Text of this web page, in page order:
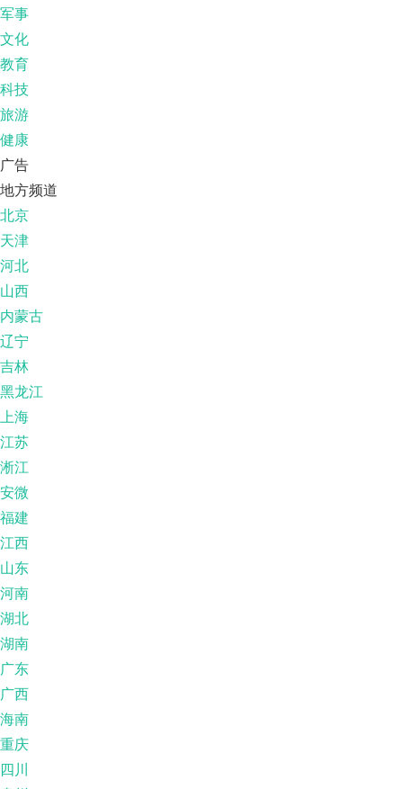
军事
文化
教育
科技
旅游
健康
广告
地方频道
北京
天津
河北
山西
内蒙古
辽宁
吉林
黑龙江
上海
江苏
淅江
安微
福建
江西
山东
河南
湖北
湖南
广东
广西
海南
重庆
四川